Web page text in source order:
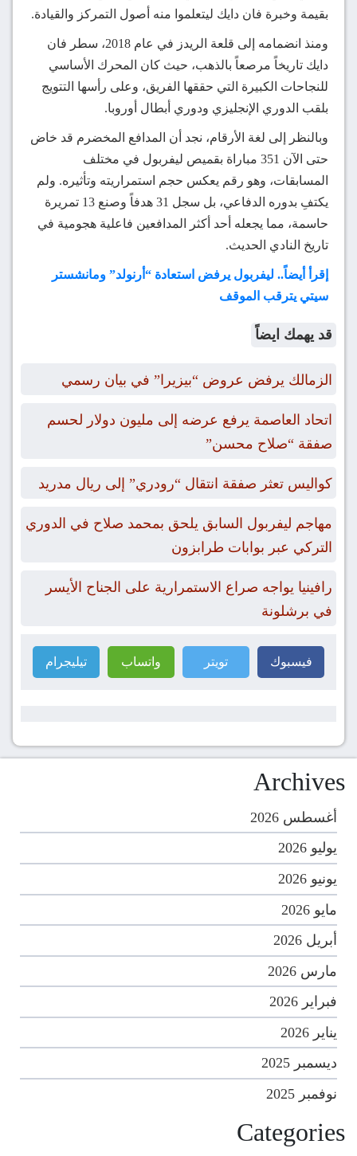
بقيمة وخبرة فان دايك ليتعلموا منه أصول التمركز والقيادة.
ومنذ انضمامه إلى قلعة الريدز في عام 2018، سطر فان
دايك تاريخاً مرصعاً بالذهب، حيث كان المحرك الأساسي
للنجاحات الكبيرة التي حققها الفريق، وعلى رأسها التتويج
بلقب الدوري الإنجليزي ودوري أبطال أوروبا.
وبالنظر إلى لغة الأرقام، نجد أن المدافع المخضرم قد خاض
حتى الآن 351 مباراة بقميص ليفربول في مختلف
المسابقات، وهو رقم يعكس حجم استمراريته وتأثيره. ولم
يكتفِ بدوره الدفاعي، بل سجل 31 هدفاً وصنع 13 تمريرة
حاسمة، مما يجعله أحد أكثر المدافعين فاعلية هجومية في
تاريخ النادي الحديث.
إقرأ أيضاً.. ليفربول يرفض استعادة “أرنولد” ومانشستر
سيتي يترقب الموقف
قد يهمك ايضاً
الزمالك يرفض عروض “بيزيرا” في بيان رسمي
اتحاد العاصمة يرفع عرضه إلى مليون دولار لحسم
صفقة “صلاح محسن”
كواليس تعثر صفقة انتقال “رودري” إلى ريال مدريد
مهاجم ليفربول السابق يلحق بمحمد صلاح في الدوري
التركي عبر بوابات طرابزون
رافينيا يواجه صراع الاستمرارية على الجناح الأيسر
في برشلونة
فيسبوك تويتر واتساب تيليجرام
Archives
أغسطس 2026
يوليو 2026
يونيو 2026
مايو 2026
أبريل 2026
مارس 2026
فبراير 2026
يناير 2026
ديسمبر 2025
نوفمبر 2025
Categories